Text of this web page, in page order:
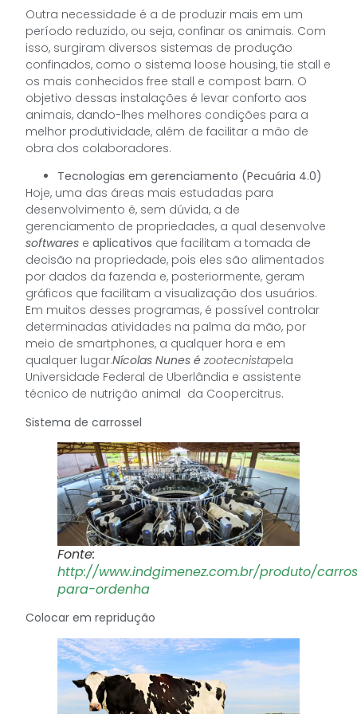
Outra necessidade é a de produzir mais em um
período reduzido, ou seja, confinar os animais. Com
isso, surgiram diversos sistemas de produção
confinados, como o sistema loose housing, tie stall e
os mais conhecidos free stall e compost barn. O
objetivo dessas instalações é levar conforto aos
animais, dando-lhes melhores condições para a
melhor produtividade, além de facilitar a mão de
obra dos colaboradores.
Tecnologias em gerenciamento (Pecuária 4.0)
Hoje, uma das áreas mais estudadas para
desenvolvimento é, sem dúvida, a de
gerenciamento de propriedades, a qual desenvolve
softwares e aplicativos que facilitam a tomada de
decisão na propriedade, pois eles são alimentados
por dados da fazenda e, posteriormente, geram
gráficos que facilitam a visualização dos usuários.
Em muitos desses programas, é possível controlar
determinadas atividades na palma da mão, por
meio de smartphones, a qualquer hora e em
qualquer lugar.Nícolas Nunes é zootecnistapela
Universidade Federal de Uberlândia e assistente
técnico de nutrição animal da Coopercitrus.
Sistema de carrossel
Fonte:
http://www.indgimenez.com.br/produto/
para-ordenha
Colocar em repridução